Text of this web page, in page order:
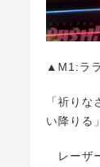
▲M1:ラ
「祈り
い降りる
レーザ